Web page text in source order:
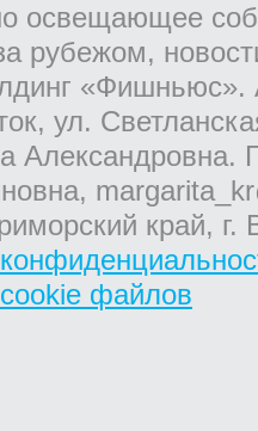
освещающее
рубежом,
«Фишньюс».
ул.
Александровна.
край,
файлов